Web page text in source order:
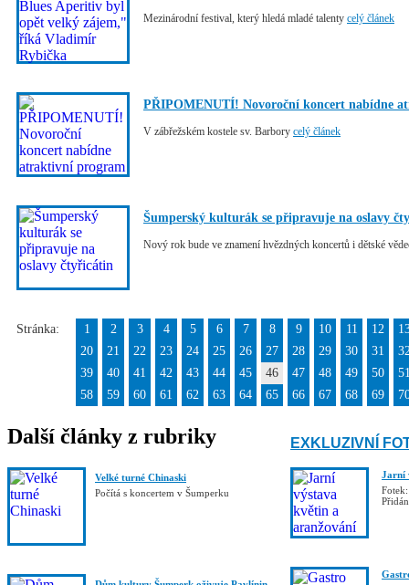
Mezinárodní festival, který hledá mladé talenty celý článek
PŘIPOMENUTÍ! Novoroční koncert nabídne
V zábřežském kostele sv. Barbory celý článek
Šumperský kulturák se připravuje na oslavy
Nový rok bude ve znamení hvězdných koncertů i dětské
Stránka: 1 2 3 4 5 6 7 8 9 10 11 12
20
21 22 23 24 25 26 27 28 29 30 31
39
40 41 42 43 44 45 46 47 48 49 50
58
59 60 61 62 63 64 65 66 67 68 69
Další články z rubriky
Velké turné Chinaski
Počítá s koncertem v Šumperku
EXKLUZIVNÍ
Jarní